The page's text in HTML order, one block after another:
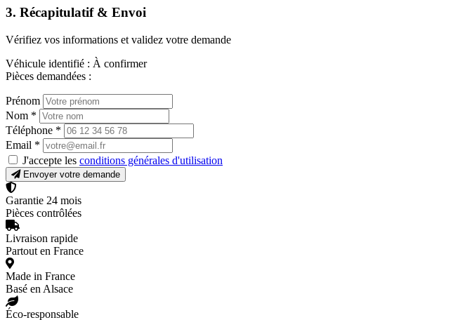
3. Récapitulatif & Envoi
Vérifiez vos informations et validez votre demande
Véhicule identifié : À confirmer
Pièces demandées :
Prénom
Nom *
Téléphone *
Email *
J'accepte les conditions générales d'utilisation
Envoyer votre demande
Garantie 24 mois
Pièces contrôlées
Livraison rapide
Partout en France
Made in France
Basé en Alsace
Éco-responsable